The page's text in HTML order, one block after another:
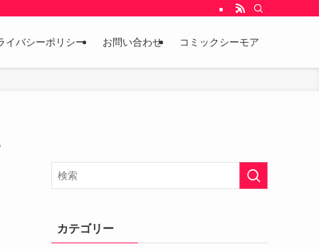
イバシーポリシー お問い合わせ コミックシーモア
カテゴリー